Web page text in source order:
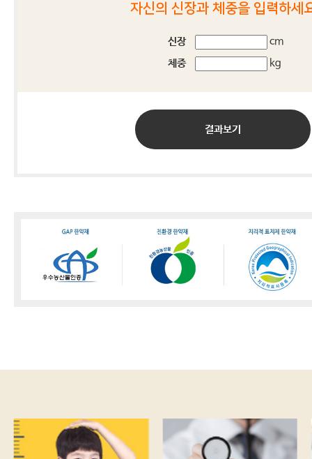
자신의 신장과 체중을 입력하세
신장
cm
체중
kg